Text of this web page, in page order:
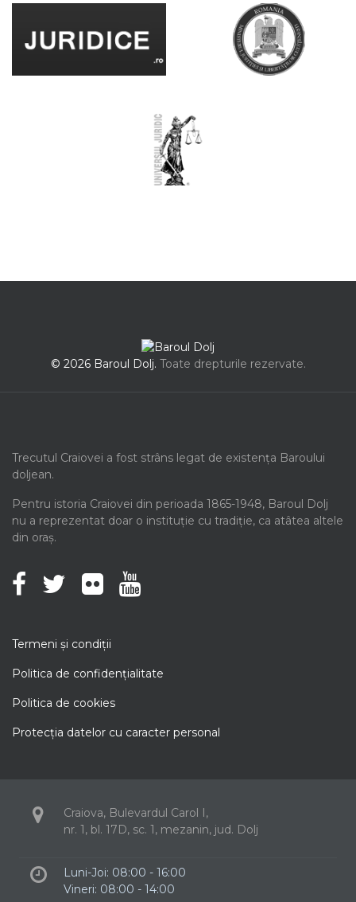
© 2026 Baroul Dolj. Toate drepturile rezervate.
Trecutul Craiovei a fost strâns legat de existența Baroului
doljean.
Pentru istoria Craiovei din perioada 1865-1948, Baroul Dolj
nu a reprezentat doar o instituție cu tradiție, ca atâtea altele
din oraș.
Termeni şi condiţii
Politica de confidenţialitate
Politica de cookies
Protecţia datelor cu caracter personal
Craiova, Bulevardul Carol I,
nr. 1, bl. 17D, sc. 1, mezanin, jud. Dolj
Luni-Joi: 08:00 - 16:00
Vineri: 08:00 - 14:00